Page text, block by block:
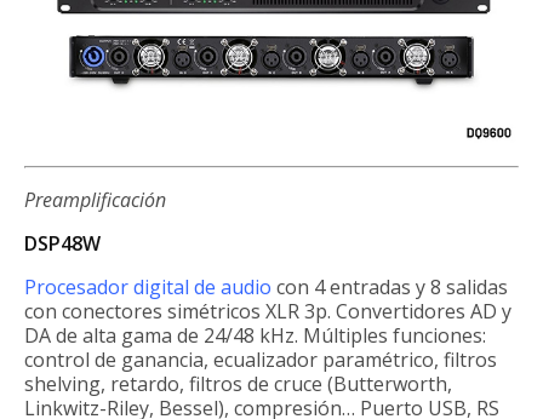
Preamplificación
DSP48W
Procesador digital de audio con 4 entradas y 8 salidas
con conectores simétricos XLR 3p. Convertidores AD y
DA de alta gama de 24/48 kHz. Múltiples funciones:
control de ganancia, ecualizador paramétrico, filtros
shelving, retardo, filtros de cruce (Butterworth,
Linkwitz-Riley, Bessel), compresión… Puerto USB, RS